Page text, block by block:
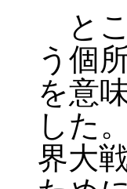
とこ
う個
を意
した
界大